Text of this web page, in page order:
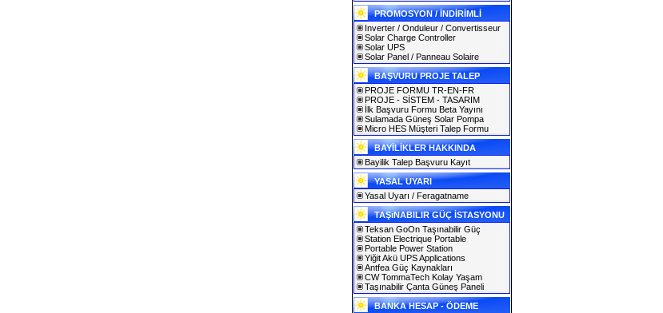
PROMOSYON / İNDİRİMLİ
Inverter / Onduleur / Convertisseur
Solar Charge Controller
Solar UPS
Solar Panel / Panneau Solaire
BAŞVURU PROJE TALEP
PROJE FORMU TR-EN-FR
PROJE - SİSTEM - TASARIM
İlk Başvuru Formu Beta Yayını
Sulamada Güneş Solar Pompa
Micro HES Müşteri Talep Formu
BAYİLİKLER HAKKINDA
Bayilik Talep Başvuru Kayıt
YASAL UYARI
Yasal Uyarı / Feragatname
TAŞıNABILIR GÜÇ İSTASYONU
Teksan GoOn Taşınabilir Güç
Station Electrique Portable
Portable Power Station
Yiğit Akü UPS Applications
Antfea Güç Kaynakları
CW TommaTech Kolay Yaşam
Taşınabilir Çanta Güneş Paneli
BANKA HESAP - ÖDEME